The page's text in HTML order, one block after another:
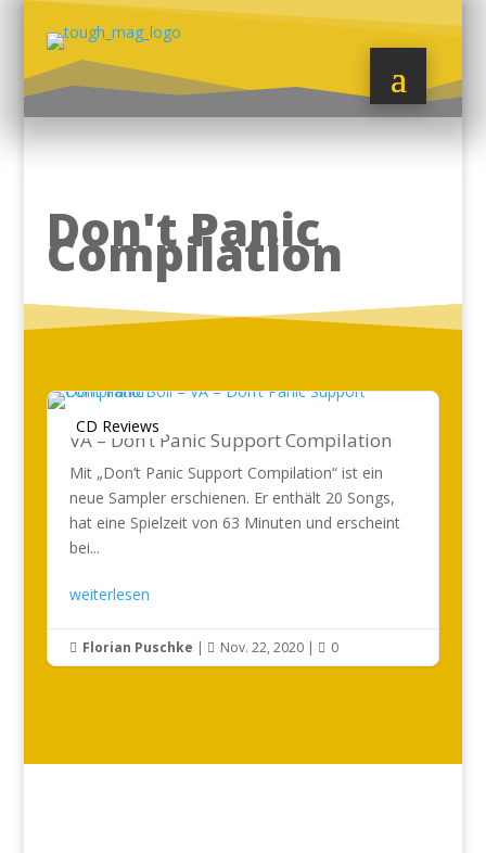
Don't Panic
Compilation
CD Reviews
VA – Don’t Panic Support Compilation
Mit „Don’t Panic Support Compilation“ ist ein
neue Sampler erschienen. Er enthält 20 Songs,
hat eine Spielzeit von 63 Minuten und erscheint
bei...
weiterlesen
 Florian Puschke |  Nov. 22, 2020|  0